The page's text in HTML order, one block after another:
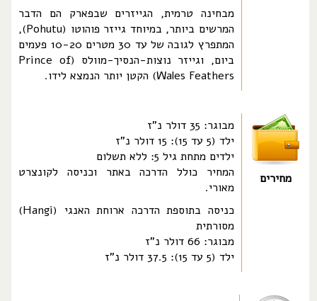
מבחינה טרמית, הגייזרים שבפארק הם הדבר
המרשים ביותר, במיוחד גייזר פוהוטו (Pohutu),
המתפרץ לגובה של עד 30 מטרים 10-20 פעמים
ביום, וגייזר נוצות-הנסיך-מוולס (Prince of
Wales Feathers) הקטן יותר הנמצא לידו.
מחירים
מבוגר: 35 דולר נ"ז
ילד (5 עד 15): 15 דולר נ"ז
ילדים מתחת גיל 5: ללא תשלום
המחיר כולל הדרכה באתר וכניסה לקונצרט
מאורי.
כניסה בתוספת הדרכה ארוחת האנגי (Hangi)
מסורתית
מבוגר: 66 דולר נ"ז
ילד (5 עד 15): 37.5 דולר נ"ז